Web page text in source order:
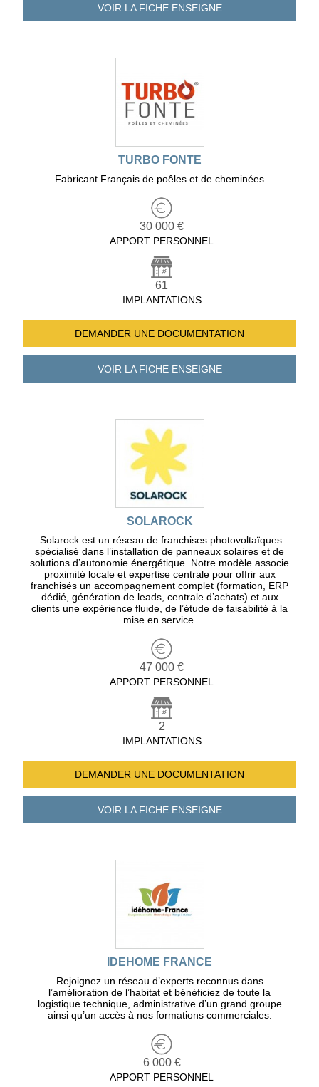
VOIR LA FICHEENSEIGNE
TURBO FONTE
Fabricant Français de poêles et de cheminées
30 000 €
APPORT PERSONNEL
61
IMPLANTATIONS
DEMANDER UNE DOCUMENTATION
VOIR LA FICHEENSEIGNE
SOLAROCK
Solarock est un réseau de franchises photovoltaïques
spécialisé dans l’installation de panneaux solaires et de
solutions d’autonomie énergétique. Notre modèle associe
proximité locale et expertise centrale pour offrir aux
franchisés un accompagnement complet (formation, ERP
dédié, génération de leads, centrale d’achats) et aux
clients une expérience fluide, de l’étude de faisabilité à la
mise en service.
47 000 €
APPORT PERSONNEL
2
IMPLANTATIONS
DEMANDER UNE DOCUMENTATION
VOIR LA FICHEENSEIGNE
IDEHOME FRANCE
Rejoignez un réseau d’experts reconnus dans
l’amélioration de l’habitat et bénéficiez de toute la
logistique technique, administrative d’un grand groupe
ainsi qu’un accès à nos formations commerciales.
6 000 €
APPORT PERSONNEL